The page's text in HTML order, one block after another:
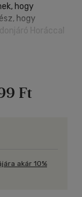
hogy
hogy
Horáccal
során
Horác sem
Ft
akár 10%